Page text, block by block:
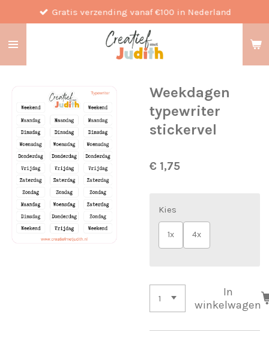
direct
naar
Gratis verzending vanaf €100 in Nederland
Weekdagen
typewriter
stickervel
€ 1,75
Kies
1x 4x
In
winkelwagen